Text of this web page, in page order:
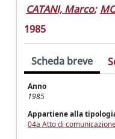
CATANI, Marco;
1985
Scheda breve
Anno
1985
Appartiene alla
04a Atto di